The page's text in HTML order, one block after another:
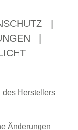
des Herstellers
Änderungen